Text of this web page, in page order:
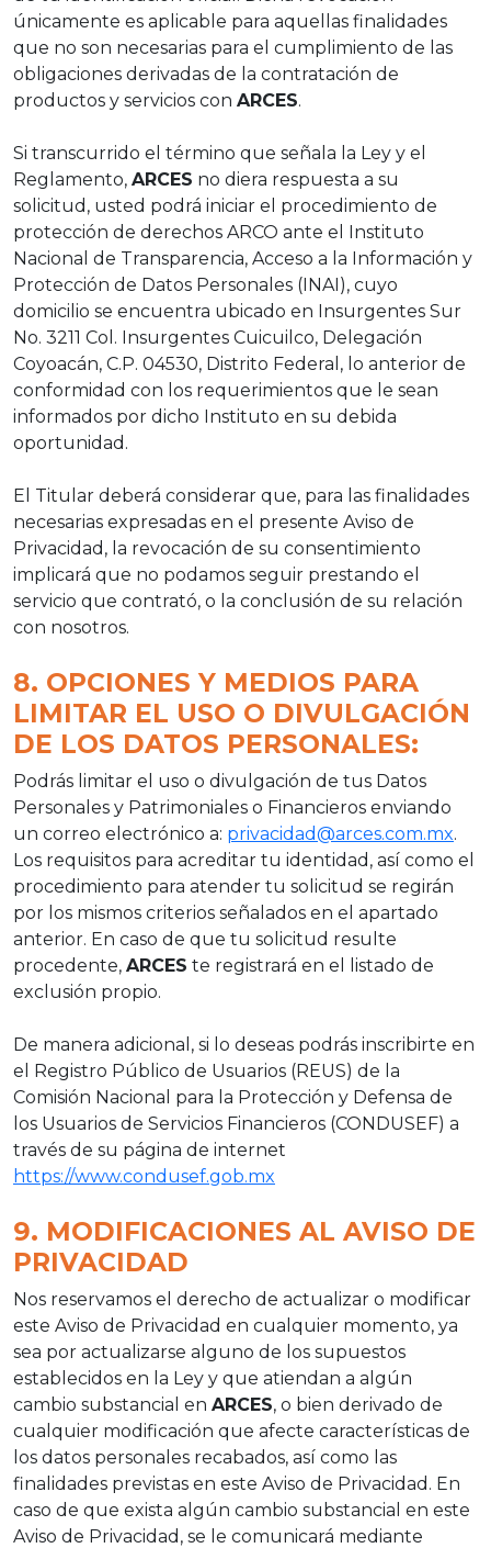
únicamente es aplicable para aquellas finalidades
que no son necesarias para el cumplimiento de las
obligaciones derivadas de la contratación de
productos y servicios con ARCES.
Si transcurrido el término que señala la Ley y el
Reglamento, ARCES no diera respuesta a su
solicitud, usted podrá iniciar el procedimiento de
protección de derechos ARCO ante el Instituto
Nacional de Transparencia, Acceso a la Información y
Protección de Datos Personales (INAI), cuyo
domicilio se encuentra ubicado en Insurgentes Sur
No. 3211 Col. Insurgentes Cuicuilco, Delegación
Coyoacán, C.P. 04530, Distrito Federal, lo anterior de
conformidad con los requerimientos que le sean
informados por dicho Instituto en su debida
oportunidad.
El Titular deberá considerar que, para las finalidades
necesarias expresadas en el presente Aviso de
Privacidad, la revocación de su consentimiento
implicará que no podamos seguir prestando el
servicio que contrató, o la conclusión de su relación
con nosotros.
8. OPCIONES Y MEDIOS PARA
LIMITAR EL USO O DIVULGACIÓN
DE LOS DATOS PERSONALES:
Podrás limitar el uso o divulgación de tus Datos
Personales y Patrimoniales o Financieros enviando
un correo electrónico a: privacidad@arces.com.mx.
Los requisitos para acreditar tu identidad, así como el
procedimiento para atender tu solicitud se regirán
por los mismos criterios señalados en el apartado
anterior. En caso de que tu solicitud resulte
procedente, ARCES te registrará en el listado de
exclusión propio.
De manera adicional, si lo deseas podrás inscribirte en
el Registro Público de Usuarios (REUS) de la
Comisión Nacional para la Protección y Defensa de
los Usuarios de Servicios Financieros (CONDUSEF) a
través de su página de internet
https://www.condusef.gob.mx
9. MODIFICACIONES AL AVISO DE
PRIVACIDAD
Nos reservamos el derecho de actualizar o modificar
este Aviso de Privacidad en cualquier momento, ya
sea por actualizarse alguno de los supuestos
establecidos en la Ley y que atiendan a algún
cambio substancial en ARCES, o bien derivado de
cualquier modificación que afecte características de
los datos personales recabados, así como las
finalidades previstas en este Aviso de Privacidad. En
caso de que exista algún cambio substancial en este
Aviso de Privacidad, se le comunicará mediante